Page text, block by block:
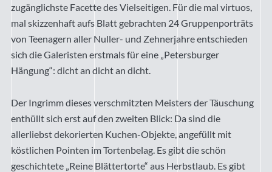
zugänglichste Facette des Vielseitigen. Für die mal virtuos,
mal skizzenhaft aufs Blatt gebrachten 24 Gruppenporträts
von Teenagern aller Nuller- und Zehnerjahre entschieden
sich die Galeristen erstmals für eine „Petersburger
Hängung“: dicht an dicht an dicht.
Der Ingrimm dieses verschmitzten Meisters der Täuschung
enthüllt sich erst auf den zweiten Blick: Da sind die
allerliebst dekorierten Kuchen-Objekte, angefüllt mit
köstlichen Pointen im Tortenbelag. Es gibt die schön
geschichtete „Reine Blättertorte“ aus Herbstlaub. Es gibt